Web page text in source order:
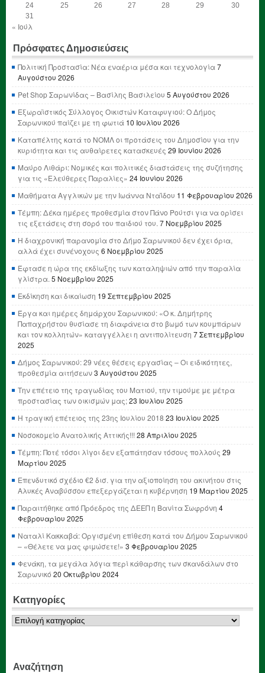
24
25 26 27 28 29
30
31
« Ιούλ
Πρόσφατες Δημοσιεύσεις
Πολιτική Προστασία: Νέα εναέρια μέσα και τεχνολογία7
Αυγούστου 2026
Pet Shop Σαρωνίδας – Βασίλης Βασιλείου 5 Αυγούστου 2026
Εξωραϊστικός Σύλλογος Οικιστών Καταφυγιού: Ο Δήμος
Σαρωνικού παίζει με τη φωτιά 10 Ιουλίου 2026
Καταπέλτης κατά το ΝΟΜΛ οι προτάσεις του Δημοσίου για την
κυριότητα και τις αυθαίρετες κατασκευές 29 Ιουνίου 2026
Μαύρο Λιθάρι: Νομικές και πολιτικές διαστάσεις της συζήτησης
για τις «Ελεύθερες Παραλίες» 24 Ιουνίου 2026
Μαθήματα Αγγλικών με την Ιωάννα Νταΐδου 11 Φεβρουαρίου 2026
Τέμπη: Δέκα ημέρες προθεσμία στον Πάνο Ρούτσι για να ορίσει
τις εξετάσεις στη σορό του παιδιού του. 7 Νοεμβρίου 2025
Η διαχρονική παρανομία στο Δήμο Σαρωνικού δεν έχει όρια,
αλλά έχει συνένοχους 6 Νοεμβρίου 2025
Έφτασε η ώρα της εκδίωξης των καταληψιών από την παραλία
γλίστρα. 5 Νοεμβρίου 2025
Εκδίκηση και δικαίωση 19 Σεπτεμβρίου 2025
Έργα και ημέρες δημάρχου Σαρωνικού: «Ο κ. Δημήτρης
Παπαχρήστου θυσίασε τη διαφάνεια στο βωμό των κουμπάρων
και τον κολλητών» καταγγέλλει η αντιπολίτευση 7 Σεπτεμβρίου
2025
Δήμος Σαρωνικού: 29 νέες θέσεις εργασίας – Οι ειδικότητες,
προθεσμία αιτήσεων3 Αυγούστου 2025
Την επέτειο της τραγωδίας του Ματιού, την τιμούμε με μέτρα
προστασίας των οικισμών μας;23 Ιουλίου 2025
Η τραγική επέτειος της 23ης Ιουλίου 2018 23 Ιουλίου 2025
Νοσοκομείο Ανατολικής Αττικής!!! 28 Απριλίου 2025
Τέμπη: Ποτέ τόσοι λίγοι δεν εξαπάτησαν τόσους πολλούς 29
Μαρτίου 2025
Επενδυτικό σχέδιο €2 δισ. για την αξιοποίηση του ακινήτου στις
Αλυκές Αναβύσσου επεξεργάζεται η κυβέρνηση 19 Μαρτίου 2025
Παραιτήθηκε από Πρόεδρος της ΔΕΕΠ η Βανίτα Σωφρόνη 4
Φεβρουαρίου 2025
Ναταλί Κακκαβά: Οργισμένη επίθεση κατά του Δήμου Σαρωνικού
– «Θέλετε να μας φιμώσετε!» 3 Φεβρουαρίου 2025
Φενάκη, τα μεγάλα λόγια περί κάθαρσης των σκανδάλων στο
Σαρωνικό 20 Οκτωβρίου 2024
Κατηγορίες
Κατηγορίες
Αναζήτηση